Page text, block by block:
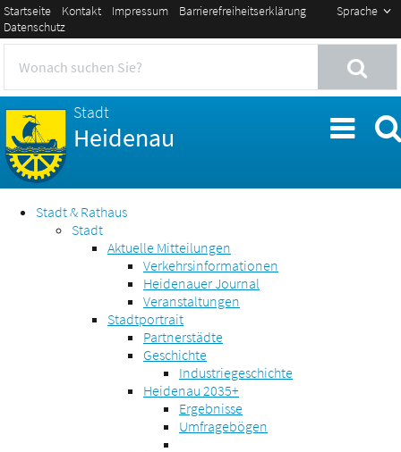
Sprache
Startseite Kontakt Impressum
Barrierefreiheitserklärung
Datenschutz
Stadt
Heidenau
Stadt & Rathaus
Stadt
Aktuelle Mitteilungen
Verkehrsinformationen
Heidenauer Journal
Veranstaltungen
Stadtportrait
Partnerstädte
Geschichte
Industriegeschichte
Heidenau 2035+
Ergebnisse
Umfragebögen